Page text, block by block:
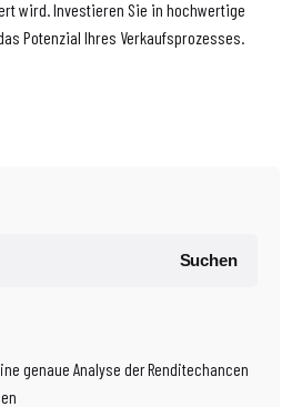
wird. Investieren Sie in hochwertige
Potenzial Ihres Verkaufsprozesses.
Suchen
genaue Analyse der Renditechancen